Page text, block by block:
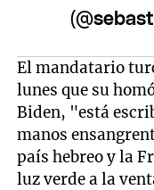
El mandatario
lunes que su
Biden, "está
manos
país hebreo y la
luz verde a la